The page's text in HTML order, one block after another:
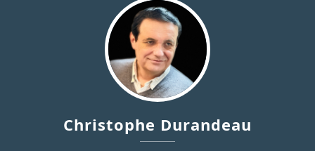
Christophe Durandeau